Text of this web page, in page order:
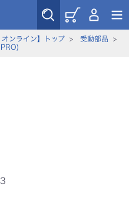
ンライン】トップ> 受動部品 >